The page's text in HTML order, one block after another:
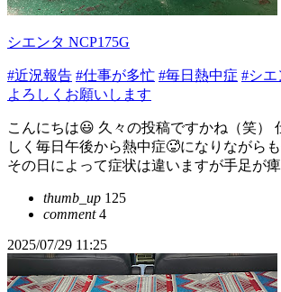
シエンタ NCP175G
#近況報告 #仕事が多忙 #毎日熱中症 #シエ
よろしくお願いします
こんにちは😃 久々の投稿ですかね（笑）
しく毎日午後から熱中症🥵になりながらも
その日によって症状は違いますが手足が
thumb_up 125
comment4
2025/07/29 11:25